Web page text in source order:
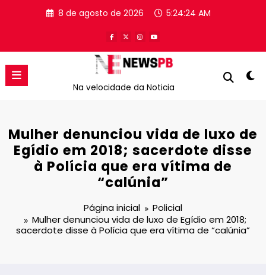
8 de agosto de 2026 5:24:24 AM
Na velocidade da Noticia
Mulher denunciou vida de luxo de
Egídio em 2018; sacerdote disse
à Polícia que era vítima de
“calúnia”
Página inicial
Policial
Mulher denunciou vida de luxo de Egídio em 2018;
sacerdote disse à Polícia que era vítima de “calúnia”